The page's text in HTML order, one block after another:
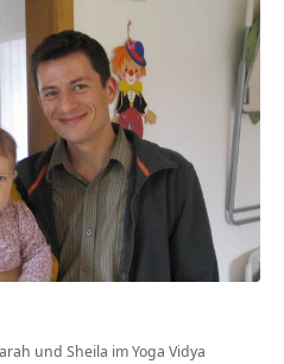
und Sheila im Yoga Vidya